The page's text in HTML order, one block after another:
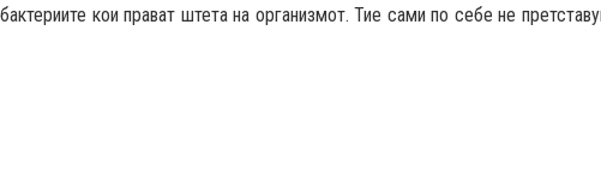
кои прават штета на организмот. Тие сами по себе не